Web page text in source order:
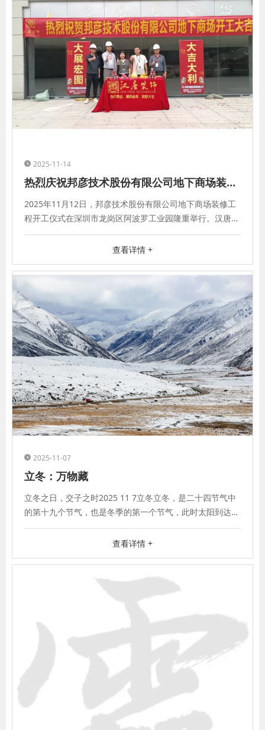
2025-11-14
热烈庆祝邦彦技术股份有限公司地下商场装修工程开工大吉！
2025年11月12日，邦彦技术股份有限公司地下商场装修工
程开工仪式在深圳市龙岗区阿波罗工业园隆重举行。汉唐装
饰等相关单位代表齐聚现场，共
查看详情 +
2025-11-07
立冬：万物藏
立冬之日，交子之时2025 11 7立冬立冬，是二十四节气中
的第十九个节气，也是冬季的第一个节气，此时太阳到达黄
经225°，标志着冬季的正式开
查看详情 +